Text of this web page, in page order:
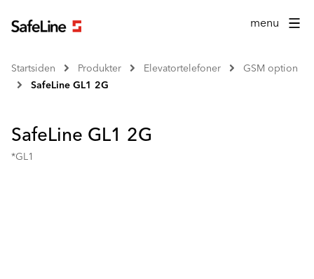
menu
Startsiden Produkter Elevatortelefoner
GSM option
SafeLine GL1 2G
SafeLine GL1 2G
*GL1